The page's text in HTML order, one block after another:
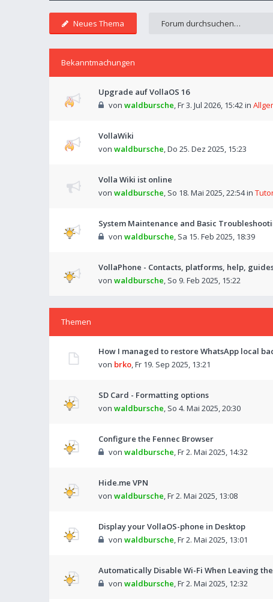
Neues Thema
Bekanntmachungen
Upgrade auf VollaOS 16
von waldbursche,Fr 3. Jul 2026, 15:42in
VollaWiki
von waldbursche,Do 25. Dez 2025, 15:23
Volla Wiki ist online
von waldbursche, So 18. Mai 2025, 22:54in
System Maintenance and Basic
von waldbursche, Sa 15. Feb 2025, 18:39
VollaPhone - Contacts, platforms, help,
von waldbursche, So 9. Feb 2025, 15:22
Themen
How I managed to restore WhatsApp local
von brko,Fr 19. Sep 2025, 13:21
SD Card - Formatting options
von waldbursche, So 4. Mai 2025, 20:30
Configure the Fennec Browser
von waldbursche,Fr 2. Mai 2025, 14:32
Hide.me VPN
von waldbursche,Fr 2. Mai 2025, 13:08
Display your VollaOS-phone in Desktop
von waldbursche,Fr 2. Mai 2025, 13:01
Automatically Disable Wi-Fi When Leaving
von waldbursche,Fr 2. Mai 2025, 12:32